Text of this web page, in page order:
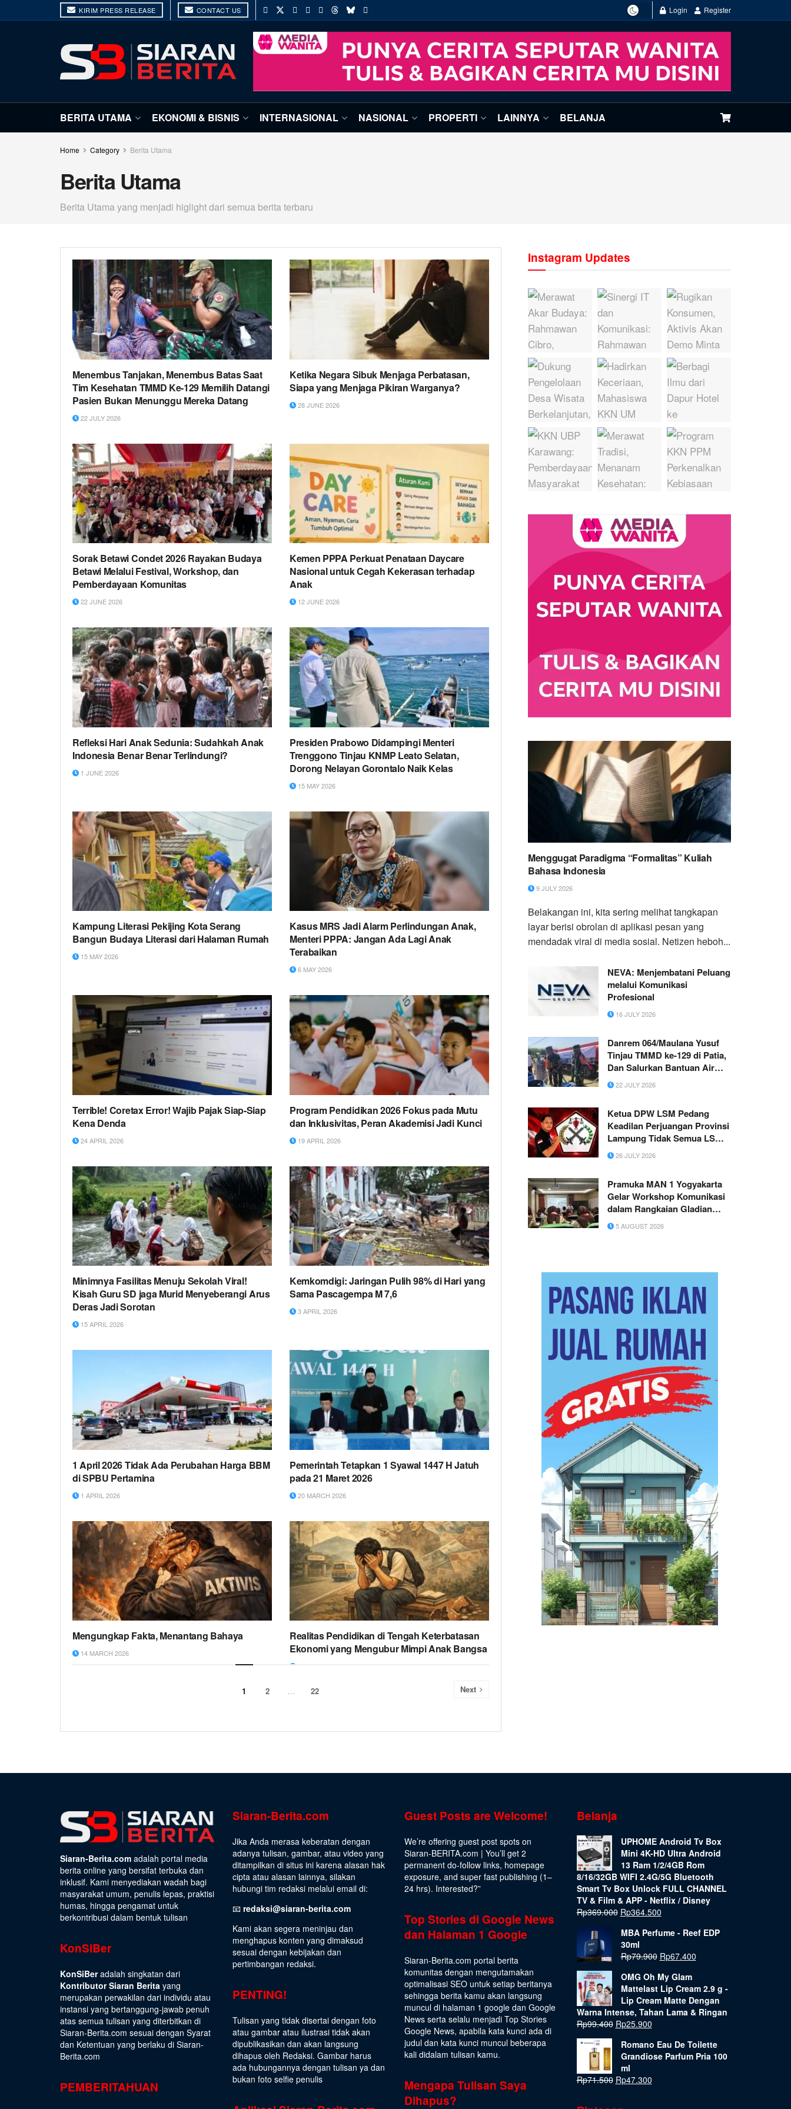
KIRIM PRESS RELEASE CONTACT US Login Register
BERITA UTAMA EKONOMI & BISNIS INTERNASIONAL NASIONAL PROPERTI LAINNYA BELANJA
Home Category Berita Utama
Berita Utama
Berita Utama yang menjadi higlight dari semua berita terbaru
Menembus Tanjakan, Menembus Batas Saat
Tim Kesehatan TMMD Ke-129 Memilih Datangi
Pasien Bukan Menunggu Mereka Datang
22 JULY 2026
Ketika Negara Sibuk Menjaga Perbatasan,
Siapa yang Menjaga Pikiran Warganya?
28 JUNE 2026
Sorak Betawi Condet 2026 Rayakan Budaya
Betawi Melalui Festival, Workshop, dan
Pemberdayaan Komunitas
22 JUNE 2026
Kemen PPPA Perkuat Penataan Daycare
Nasional untuk Cegah Kekerasan terhadap
Anak
12 JUNE 2026
Refleksi Hari Anak Sedunia: Sudahkah Anak
Indonesia Benar Benar Terlindungi?
1 JUNE 2026
Presiden Prabowo Didampingi Menteri
Trenggono Tinjau KNMP Leato Selatan,
Dorong Nelayan Gorontalo Naik Kelas
15 MAY 2026
Kampung Literasi Pekijing Kota Serang
Bangun Budaya Literasi dari Halaman Rumah
15 MAY 2026
Kasus MRS Jadi Alarm Perlindungan Anak,
Menteri PPPA: Jangan Ada Lagi Anak
Terabaikan
6 MAY 2026
Terrible! Coretax Error! Wajib Pajak Siap-Siap
Kena Denda
24 APRIL 2026
Program Pendidikan 2026 Fokus pada Mutu
dan Inklusivitas, Peran Akademisi Jadi Kunci
19 APRIL 2026
Minimnya Fasilitas Menuju Sekolah Viral!
Kisah Guru SD jaga Murid Menyeberangi Arus
Deras Jadi Sorotan
15 APRIL 2026
Kemkomdigi: Jaringan Pulih 98% di Hari yang
Sama Pascagempa M 7,6
3 APRIL 2026
1 April 2026 Tidak Ada Perubahan Harga BBM
di SPBU Pertamina
1 APRIL 2026
Pemerintah Tetapkan 1 Syawal 1447 H Jatuh
pada 21 Maret 2026
20 MARCH 2026
Mengungkap Fakta, Menantang Bahaya
14 MARCH 2026
Realitas Pendidikan di Tengah Keterbatasan
Ekonomi yang Mengubur Mimpi Anak Bangsa
1 2 … 22 Next
Instagram Updates
Menggugat Paradigma “Formalitas” Kuliah
Bahasa Indonesia
9 JULY 2026
Belakangan ini, kita sering melihat tangkapan
layar berisi obrolan di aplikasi pesan yang
mendadak viral di media sosial. Netizen heboh...
NEVA: Menjembatani Peluang
melalui Komunikasi
Profesional
16 JULY 2026
Danrem 064/Maulana Yusuf
Tinjau TMMD ke-129 di Patia,
Dan Salurkan Bantuan Air
Bersih Bersama Sibernet
Foundation
22 JULY 2026
Ketua DPW LSM Pedang
Keadilan Perjuangan Provinsi
Lampung Tidak Semua LSM
Dapat Digeneralisasi sebagai
“Londo Ireng”
26 JULY 2026
Pramuka MAN 1 Yogyakarta
Gelar Workshop Komunikasi
dalam Rangkaian Gladian
Pimpinan Satuan
5 AUGUST 2026
Siaran-Berita.com adalah portal media
berita online yang bersifat terbuka dan
inklusif. Kami menyediakan wadah bagi
masyarakat umum, penulis lepas, praktisi
humas, hingga pengamat untuk
berkontribusi dalam bentuk tulisan
KonSiBer
KonSiBeradalah singkatan dari
Kontributor Siaran Berita yang
merupakan perwakilan dari individu atau
instansi yang bertanggung-jawab penuh
atas semua tulisan yang diterbitkan di
Siaran-Berita.com sesuai dengan Syarat
dan Ketentuan yang berlaku di Siaran-
Berita.com
PEMBERITAHUAN
Siaran-Berita.com
Jika Anda merasa keberatan dengan
adanya tulisan, gambar, atau video yang
ditampilkan di situs ini karena alasan hak
cipta atau alasan lainnya, silakan
hubungi tim redaksi melalui email di:
📧 redaksi@siaran-berita.com
Kami akan segera meninjau dan
menghapus konten yang dimaksud
sesuai dengan kebijakan dan
pertimbangan redaksi.
PENTING!
Tulisan yang tidak disertai dengan foto
atau gambar atau ilustrasi tidak akan
dipublikasikan dan akan langsung
dihapus oleh Redaksi. Gambar harus
ada hubungannya dengan tulisan ya dan
bukan foto selfie penulis
Guest Posts are Welcome!
We’re offering guest post spots on
Siaran-BERITA.com | You’ll get 2
permanent do-follow links, homepage
exposure, and super fast publishing (1–
24 hrs). Interested?”
Top Stories di Google News
dan Halaman 1 Google
Siaran-Berita.com portal berita
komunitas dengan mengutamakan
optimalisasi SEO untuk setiap beritanya
sehingga berita kamu akan langsung
muncul di halaman 1 google dan Google
News serta selalu menjadi Top Stories
Google News, apabila kata kunci ada di
judul dan kata kunci muncul beberapa
kali didalam tulisan kamu.
Mengapa Tulisan Saya
Dihapus?
Belanja
UPHOME Android Tv Box
Mini 4K-HD Ultra Android
13 Ram 1/2/4GB Rom
8/16/32GB WIFI 2.4G/5G Bluetooth
Smart Tv Box Unlock FULL CHANNEL
TV & Film & APP - Netflix / Disney
Rp369.000 Rp364.500
MBA Perfume - Reef EDP
30ml
Rp79.900 Rp67.400
OMG Oh My Glam
Mattelast Lip Cream 2.9 g -
Lip Cream Matte Dengan
Warna Intense, Tahan Lama & Ringan
Rp99.400 Rp25.900
Romano Eau De Toilette
Grandiose Parfum Pria 100
ml
Rp71.500 Rp47.300